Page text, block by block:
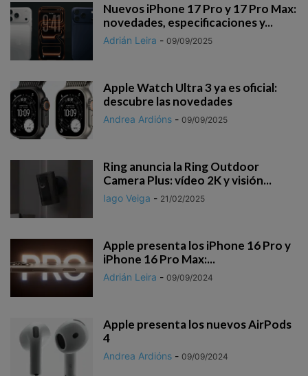
Nuevos iPhone 17 Pro y 17 Pro Max:
novedades, especificaciones y...
Adrián Leira - 09/09/2025
Apple Watch Ultra 3 ya es oficial:
descubre las novedades
Andrea Ardións - 09/09/2025
Ring anuncia la Ring Outdoor
Camera Plus: vídeo 2K y visión...
Iago Veiga - 21/02/2025
Apple presenta los iPhone 16 Pro y
iPhone 16 Pro Max:...
Adrián Leira - 09/09/2024
Apple presenta los nuevos AirPods
4
Andrea Ardións - 09/09/2024